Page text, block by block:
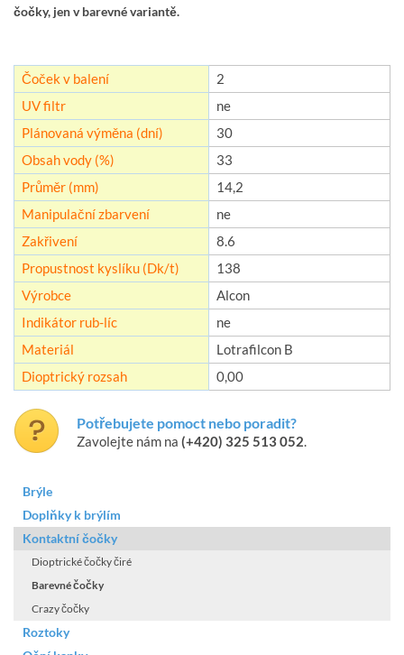
čočky, jen v barevné variantě.
Čoček v balení
2
UV filtr
ne
Plánovaná výměna (dní)
30
Obsah vody (%)
33
Průměr (mm)
14,2
Manipulační zbarvení
ne
Zakřivení
8.6
Propustnost kyslíku (Dk/t)
138
Výrobce
Alcon
Indikátor rub-líc
ne
Materiál
Lotrafilcon B
Dioptrický rozsah
0,00
Potřebujete pomoct nebo poradit?
Zavolejte nám na (+420) 325 513 052.
Brýle
Doplňky k brýlím
Kontaktní čočky
Dioptrické čočky čiré
Barevné čočky
Crazy čočky
Roztoky